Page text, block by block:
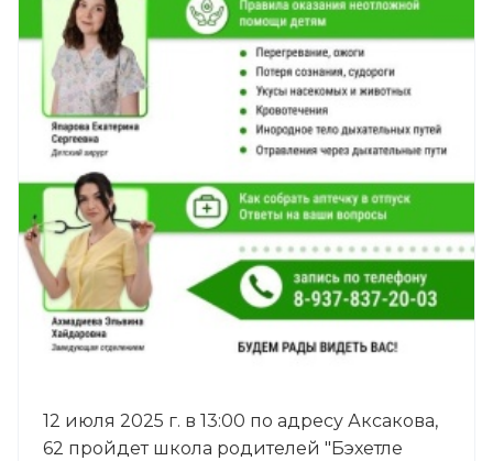
12 июля 2025 г. в 13:00 по адресу Аксакова,
62 пройдет школа родителей "Бэхетле